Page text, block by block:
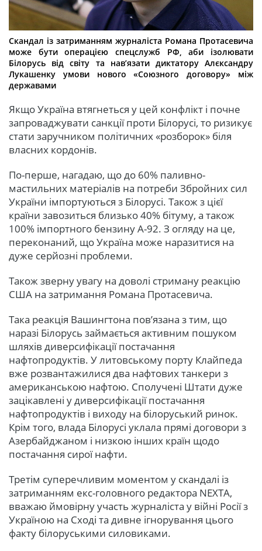
Скандал із затриманням журналіста Романа Протасевича
може бути операцією спецслужб РФ, аби ізолювати
Білорусь від світу та нав’язати диктатору Алєксандру
Лукашенку умови нового «Союзного договору» між
державами
Якщо Україна втягнеться у цей конфлікт і почне
запроваджувати санкції проти Білорусі, то ризикує
стати заручником політичних «розборок» біля
власних кордонів.
По-перше, нагадаю, що до 60% паливно-
мастильних матеріалів на потреби Збройних сил
України імпортуються з Білорусі. Також з цієї
країни завозиться близько 40% бітуму, а також
100% імпортного бензину А-92. З огляду на це,
переконаний, що Україна може наразитися на
дуже серйозні проблеми.
Також зверну увагу на доволі стриману реакцію
США на затримання Романа Протасевича.
Така реакція Вашингтона пов’язана з тим, що
наразі Білорусь займається активним пошуком
шляхів диверсифікації постачання
нафтопродуктів. У литовському порту Клайпеда
вже розвантажилися два нафтових танкери з
американською нафтою. Сполучені Штати дуже
зацікавлені у диверсифікації постачання
нафтопродуктів і виходу на білоруський ринок.
Крім того, влада Білорусі уклала прямі договори з
Азербайджаном і низкою інших країн щодо
постачання сирої нафти.
Третім суперечливим моментом у скандалі із
затриманням екс-головного редактора NEXTA,
вважаю ймовірну участь журналіста у війні Росії з
Україною на Сході та дивне ігнорування цього
факту білоруськими силовиками.